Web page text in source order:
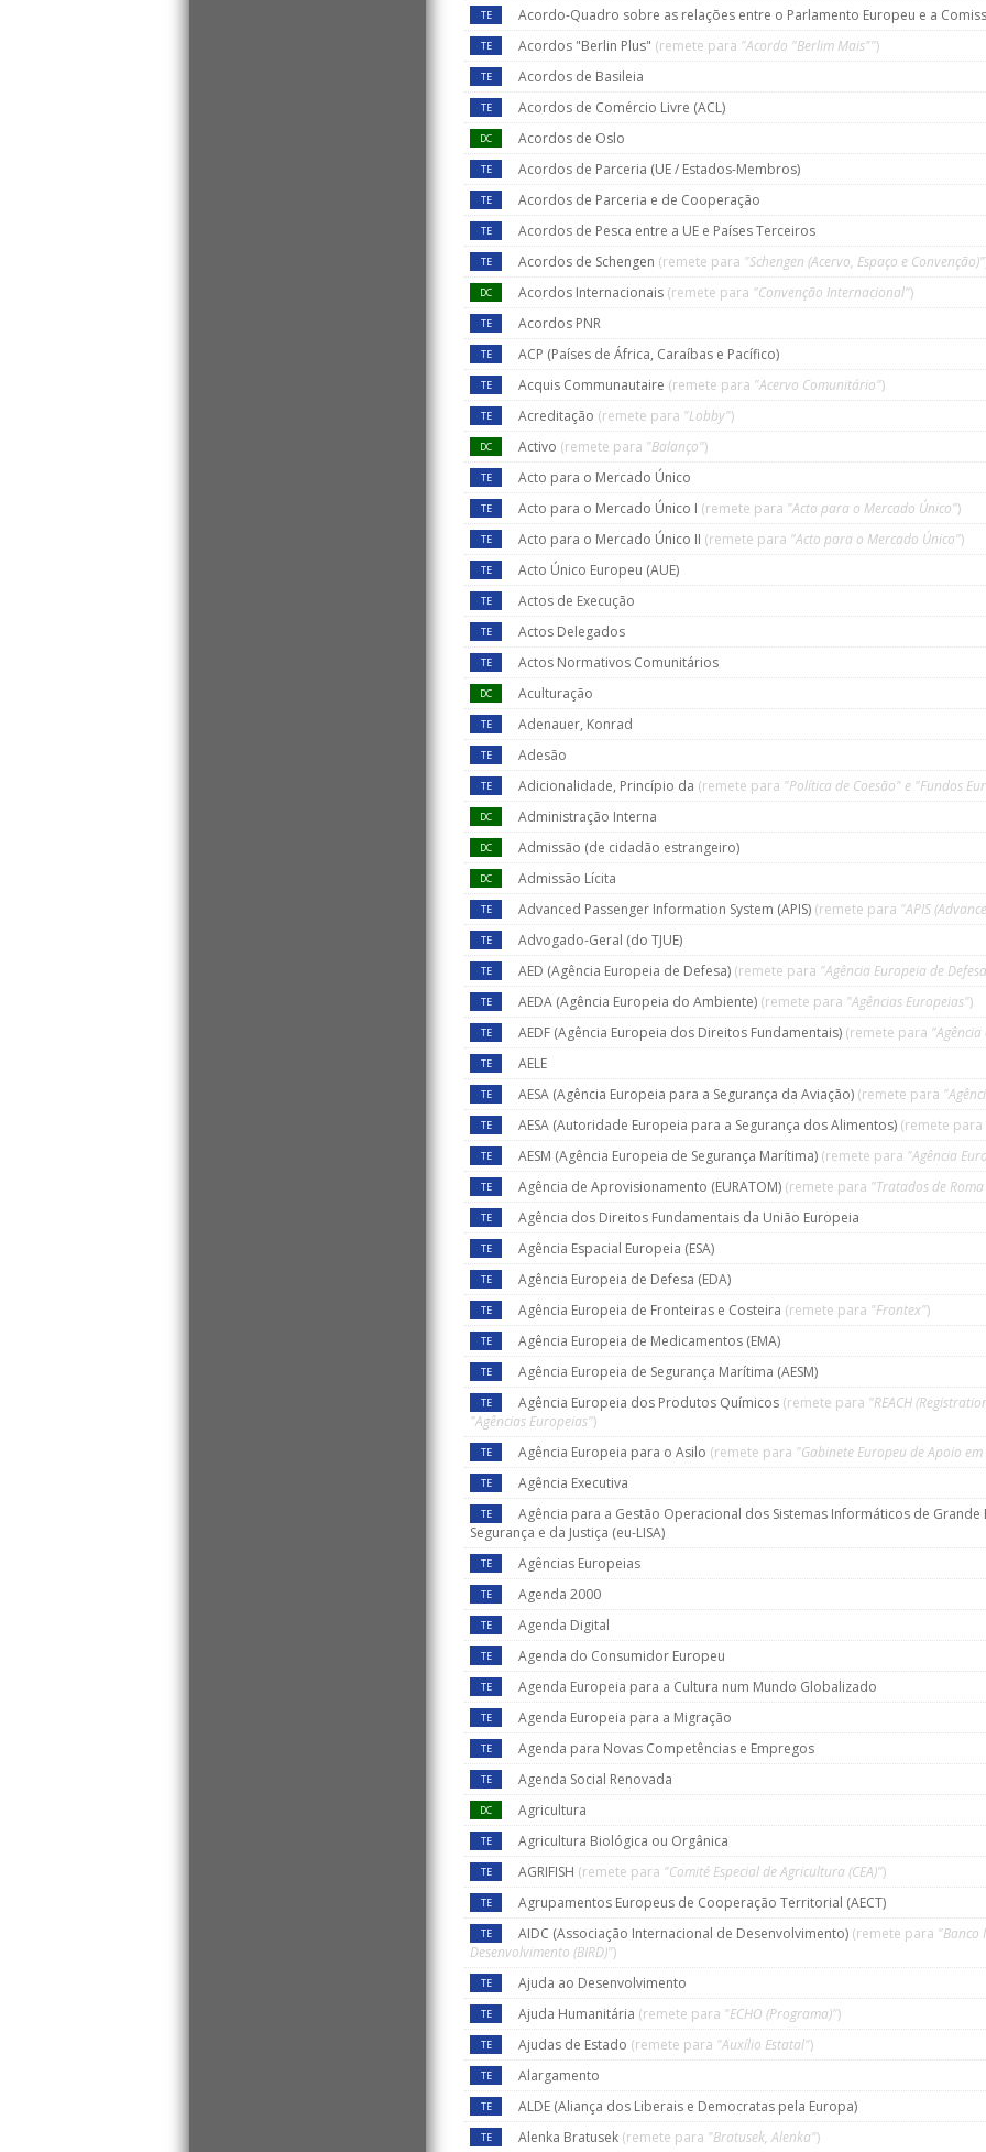
TE Acordo-Quadro sobre as relações entre o Parlamento Europeu e a
TE Acordos "Berlin Plus" (remete para "Acordo "Berlim Mais"")
TE Acordos de Basileia
TE Acordos de Comércio Livre (ACL)
DC Acordos de Oslo
TE Acordos de Parceria (UE / Estados-Membros)
TE Acordos de Parceria e de Cooperação
TE Acordos de Pesca entre a UE e Países Terceiros
TE Acordos de Schengen (remete para "Schengen (Acervo, Espaço e Convenção)"
DC Acordos Internacionais (remete para "Convenção Internacional")
TE Acordos PNR
TE ACP (Países de África, Caraíbas e Pacífico)
TE Acquis Communautaire (remete para "Acervo Comunitário")
TE Acreditação (remete para "Lobby")
DC Activo (remete para "Balanço")
TE Acto para o Mercado Único
TE Acto para o Mercado Único I (remete para "Acto para o Mercado Único")
TE Acto para o Mercado Único II (remete para "Acto para o Mercado Único")
TE Acto Único Europeu (AUE)
TE Actos de Execução
TE Actos Delegados
TE Actos Normativos Comunitários
DC Aculturação
TE Adenauer, Konrad
TE Adesão
TE Adicionalidade, Princípio da (remete para "Política de Coesão" e "Fundos
DC Administração Interna
DC Admissão (de cidadão estrangeiro)
DC Admissão Lícita
TE Advanced Passenger Information System (APIS) (remete para "APIS
TE Advogado-Geral (do TJUE)
TE AED (Agência Europeia de Defesa) (remete para "Agência Europeia de
TE AEDA (Agência Europeia do Ambiente) (remete para "Agências Europeias")
TE AEDF (Agência Europeia dos Direitos Fundamentais) (remete para
TE AELE
TE AESA (Agência Europeia para a Segurança da Aviação) (remete para
TE AESA (Autoridade Europeia para a Segurança dos Alimentos) (remete para
TE AESM (Agência Europeia de Segurança Marítima) (remete para "Agência
TE Agência de Aprovisionamento (EURATOM) (remete para "Tratados de
TE Agência dos Direitos Fundamentais da União Europeia
TE Agência Espacial Europeia (ESA)
TE Agência Europeia de Defesa (EDA)
TE Agência Europeia de Fronteiras e Costeira (remete para "Frontex")
TE Agência Europeia de Medicamentos (EMA)
TE Agência Europeia de Segurança Marítima (AESM)
TE Agência Europeia dos Produtos Químicos (remete para "REACH
"Agências Europeias")
TE Agência Europeia para o Asilo (remete para "Gabinete Europeu de Apoio
TE Agência Executiva
TE
Agência para a Gestão Operacional dos Sistemas Informáticos de
Segurança e da Justiça (eu-LISA)
TE Agências Europeias
TE Agenda 2000
TE Agenda Digital
TE Agenda do Consumidor Europeu
TE Agenda Europeia para a Cultura num Mundo Globalizado
TE Agenda Europeia para a Migração
TE Agenda para Novas Competências e Empregos
TE Agenda Social Renovada
DC Agricultura
TE Agricultura Biológica ou Orgânica
TE AGRIFISH (remete para "Comité Especial de Agricultura (CEA)")
TE Agrupamentos Europeus de Cooperação Territorial (AECT)
TE AIDC (Associação Internacional de Desenvolvimento) (remete para "Banco
Desenvolvimento (BIRD)")
TE Ajuda ao Desenvolvimento
TE Ajuda Humanitária (remete para "ECHO (Programa)")
TE Ajudas de Estado (remete para "Auxílio Estatal")
TE Alargamento
TE ALDE (Aliança dos Liberais e Democratas pela Europa)
TE Alenka Bratusek (remete para "Bratusek, Alenka")